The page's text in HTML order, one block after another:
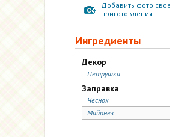
Добавить фото
приготовления
Ингредиенты
Декор
Петрушка
Заправка
Чеснок
Майонез